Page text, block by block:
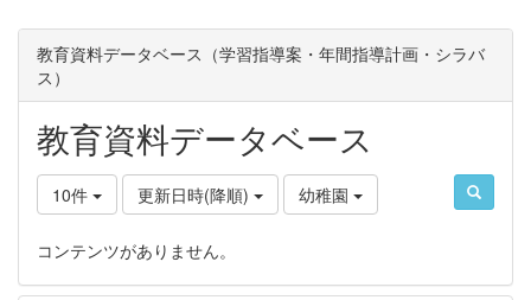
教育資料データベース（学習指導案・年間指導計画・シラバ
ス）
教育資料データベース
10件 更新日時(降順) 幼稚園
コンテンツがありません。